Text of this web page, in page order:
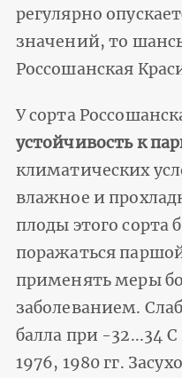
регулярно
значений, то
Россошанская
У сорта
устойчивость к
климатических
влажное и
плоды этого сорта
поражаться
применять меры
заболеванием.
балла при -32...34
1976, 1980 гг.